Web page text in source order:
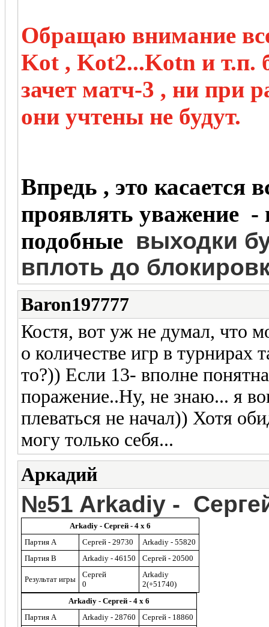
Обращаю внимание
Kot , Kot2...Kotn и т.п.
зачет матч-3 , ни при
они учтены не будут.
Впредь , это касается
проявлять уважение
подобные выходки
вплоть до
Baron197777
Костя, вот уж не думал, что
о количестве игр в турнирах
то?)) Если 13- вполне
поражение..Ну, не знаю... я
плеваться не начал)) Хотя
могу только себя...
Аркадий
№51 Arkadiy -
Arkadiy - Сергей - 4 x 6
Партия A
Сергей - 29730
Arkadiy - 55820
Партия B
Arkadiy - 46150 Сергей - 20500
Результат игры
Сергей
0
Arkadiy
2(+51740)
Arkadiy - Сергей - 4 x 6
Партия A
Arkadiy - 28760
Сергей - 18860